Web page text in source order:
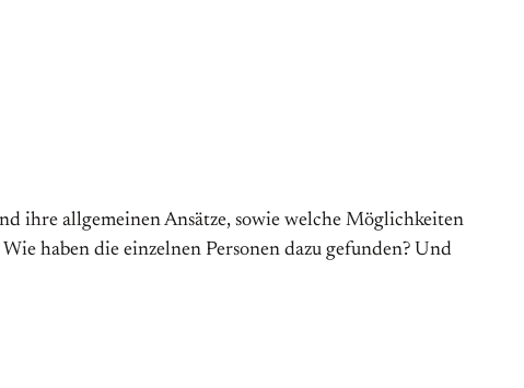
ihre allgemeinen Ansätze, sowie welche Möglichkeiten
haben die einzelnen Personen dazu gefunden? Und